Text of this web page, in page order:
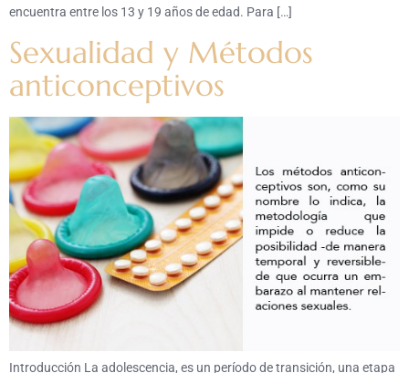
encuentra entre los 13 y 19 años de edad. Para […]
Sexualidad y Métodos
anticonceptivos
Introducción La adolescencia, es un período de transición, una etapa